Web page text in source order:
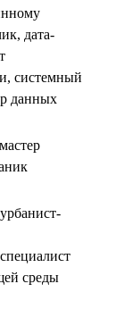
дата-
системный
данных
среды